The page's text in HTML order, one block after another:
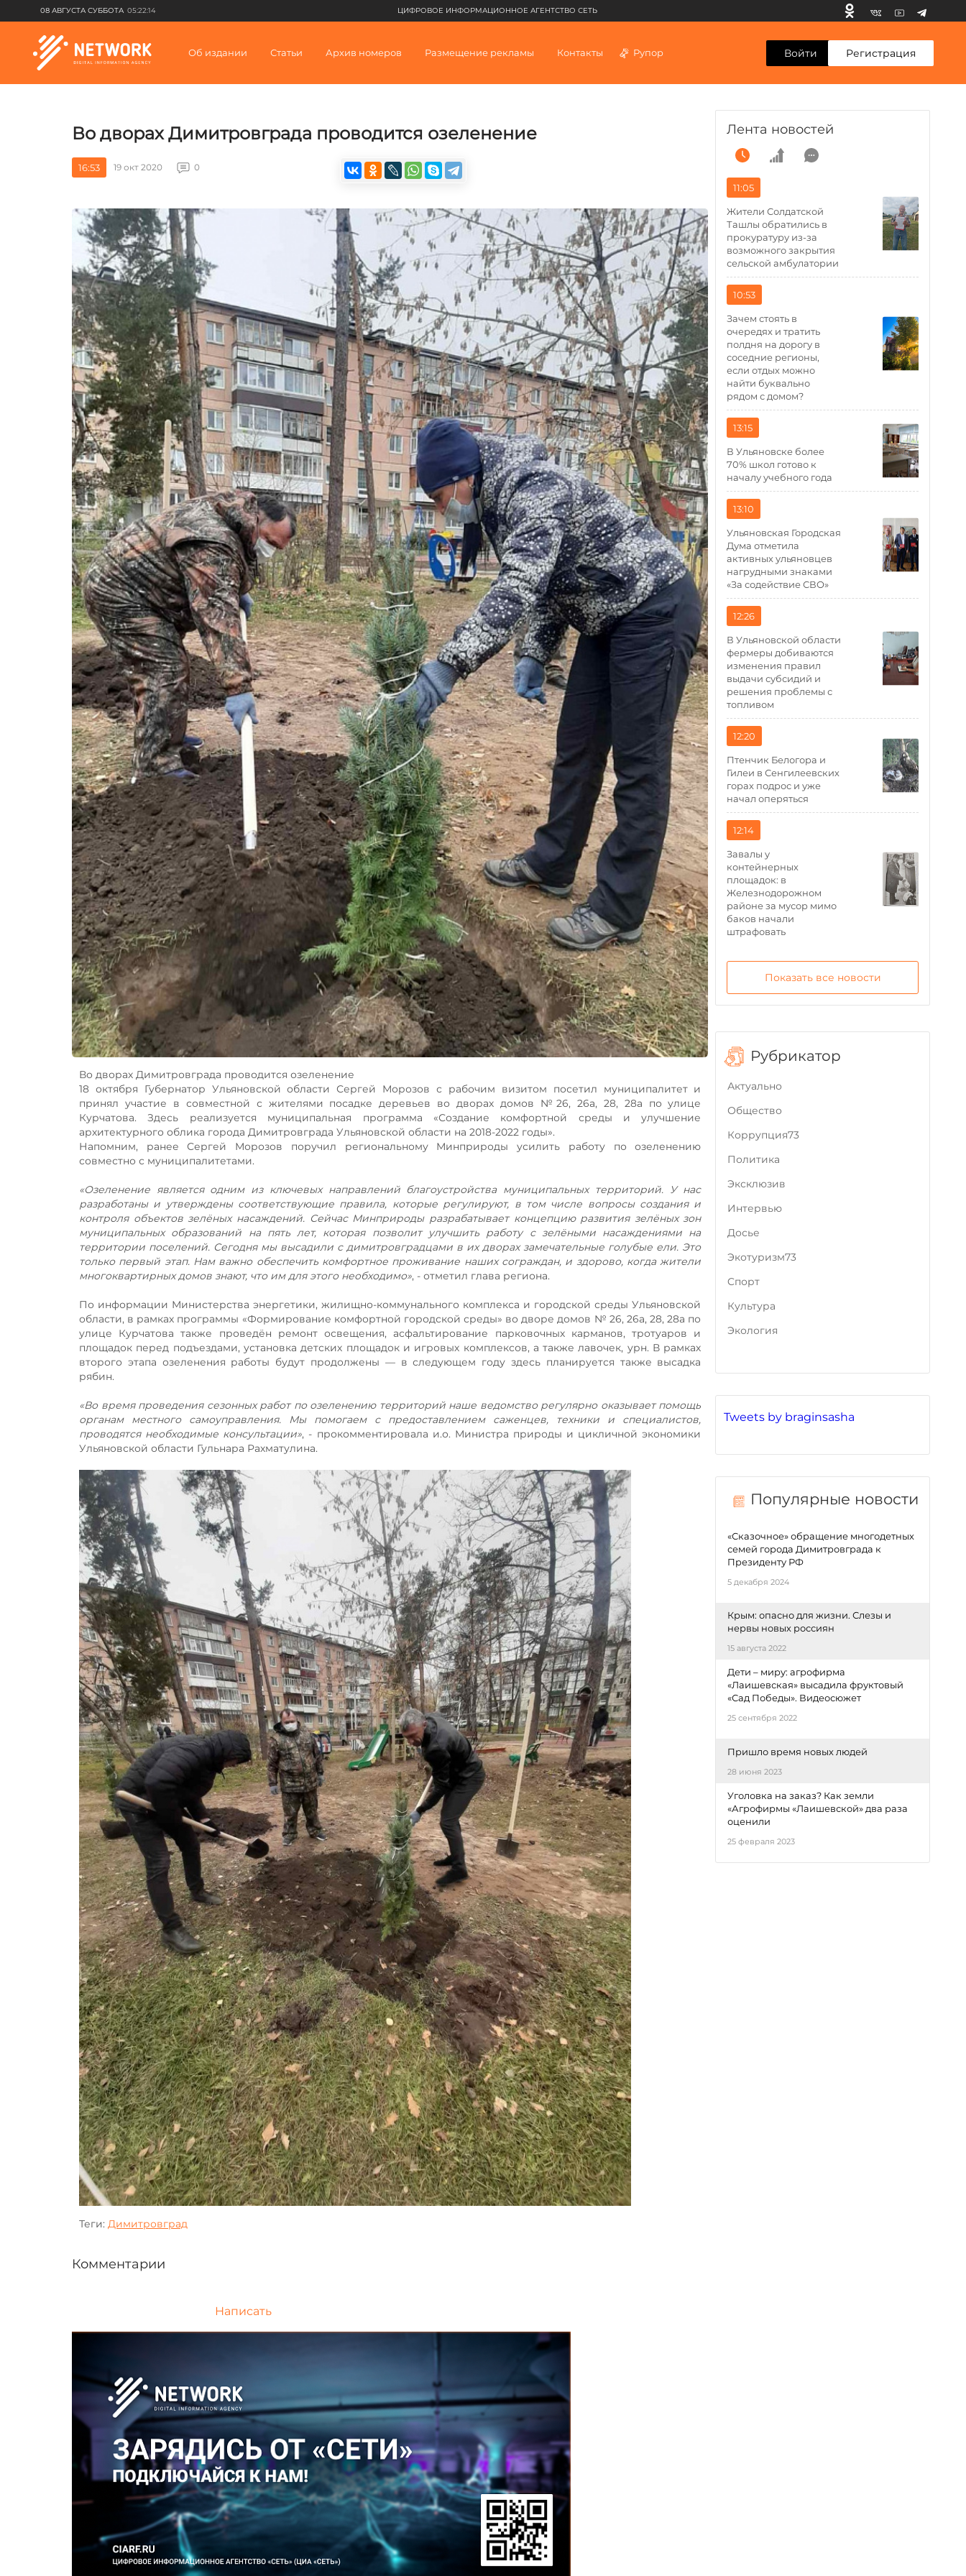
08 АВГУСТА СУББОТА 05:22:14 ЦИФРОВОЕ ИНФОРМАЦИОННОЕ АГЕНТСТВО СЕТЬ
Об издании Статьи Архив номеров Размещение рекламы Контакты Рупор Войти Регистрация
Во дворах Димитровграда проводится озеленение
16:53 19 окт 2020 0
Во дворах Димитровграда проводится озеленение
18 октября Губернатор Ульяновской области Сергей Морозов с рабочим визитом посетил муниципалитет и
принял участие в совместной с жителями посадке деревьев во дворах домов №26, 26а, 28, 28а по улице
Курчатова. Здесь реализуется муниципальная программа «Создание комфортной среды и улучшение
архитектурного облика города Димитровграда Ульяновской области на 2018-2022 годы».
Напомним, ранее Сергей Морозов поручил региональному Минприроды усилить работу по озеленению
совместно с муниципалитетами.
«Озеленение является одним из ключевых направлений благоустройства муниципальных территорий. У нас
разработаны и утверждены соответствующие правила, которые регулируют, в том числе вопросы создания и
контроля объектов зелёных насаждений. Сейчас Минприроды разрабатывает концепцию развития зелёных зон
муниципальных образований на пять лет, которая позволит улучшить работу с зелёными насаждениями на
территории поселений. Сегодня мы высадили с димитровградцами в их дворах замечательные голубые ели. Это
только первый этап. Нам важно обеспечить комфортное проживание наших сограждан, и здорово, когда жители
многоквартирных домов знают, что им для этого необходимо», - отметил глава региона.
По информации Министерства энергетики, жилищно-коммунального комплекса и городской среды Ульяновской
области, в рамках программы «Формирование комфортной городской среды» во дворе домов № 26, 26а, 28, 28а по
улице Курчатова также проведён ремонт освещения, асфальтирование парковочных карманов, тротуаров и
площадок перед подъездами, установка детских площадок и игровых комплексов, а также лавочек, урн. В рамках
второго этапа озеленения работы будут продолжены — в следующем году здесь планируется также высадка
рябин.
«Во время проведения сезонных работ по озеленению территорий наше ведомство регулярно оказывает помощь
органам местного самоуправления. Мы помогаем с предоставлением саженцев, техники и специалистов,
проводятся необходимые консультации», - прокомментировала и.о. Министра природы и цикличной экономики
Ульяновской области Гульнара Рахматулина.
Теги: Димитровград
Комментарии
Написать
Tweets by braginsasha
Популярные новости
«Сказочное» обращение многодетных
семей города Димитровграда к
Президенту РФ
5 декабря 2024
Крым: опасно для жизни. Слезы и
нервы новых россиян
15 августа 2022
Дети – миру: агрофирма
«Лаишевская» высадила фруктовый
«Сад Победы». Видеосюжет
25 сентября 2022
Пришло время новых людей
28 июня 2023
Уголовка на заказ? Как земли
«Агрофирмы «Лаишевской» два раза
оценили
25 февраля 2023
Лента новостей
11:05
Жители Солдатской
Ташлы обратились в
прокуратуру из-за
возможного закрытия
сельской амбулатории
10:53
Зачем стоять в
очередях и тратить
полдня на дорогу в
соседние регионы,
если отдых можно
найти буквально
рядом с домом?
13:15
В Ульяновске более
70% школ готово к
началу учебного года
13:10
Ульяновская Городская
Дума отметила
активных ульяновцев
нагрудными знаками
«За содействие СВО»
12:26
В Ульяновской области
фермеры добиваются
изменения правил
выдачи субсидий и
решения проблемы с
топливом
12:20
Птенчик Белогора и
Гилеи в Сенгилеевских
горах подрос и уже
начал оперяться
12:14
Завалы у
контейнерных
площадок: в
Железнодорожном
районе за мусор мимо
баков начали
штрафовать
Показать все новости
Рубрикатор
Актуально
Общество
Коррупция73
Политика
Эксклюзив
Интервью
Досье
Экотуризм73
Cпорт
Культура
Экология